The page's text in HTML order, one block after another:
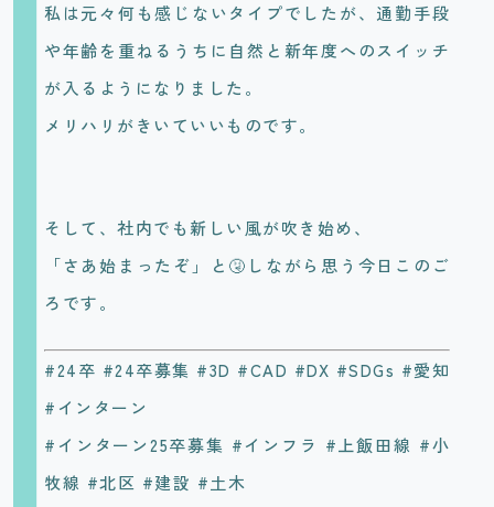
私は元々何も感じないタイプでしたが、通勤手段
や年齢を重ねるうちに自然と新年度へのスイッチ
が入るようになりました。
メリハリがきいていいものです。
そして、社内でも新しい風が吹き始め、
「さあ始まったぞ」と🤧しながら思う今日このご
ろです。
#24卒 #24卒募集 #3D #CAD #DX #SDGs #愛知
#インターン
#インターン25卒募集 #インフラ #上飯田線 #小
牧線 #北区 #建設 #土木